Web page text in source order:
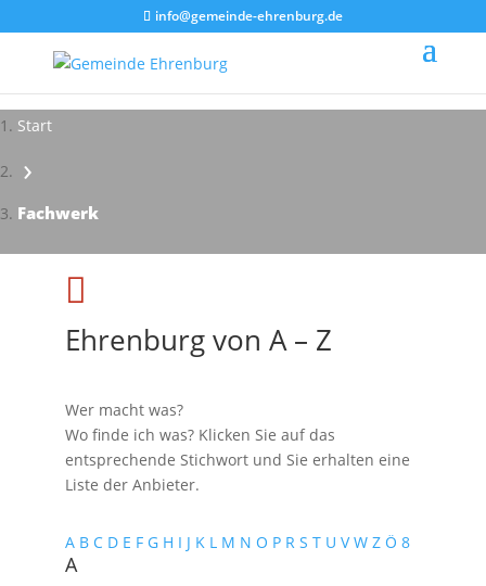
info@gemeinde-ehrenburg.de
Start
›
Fachwerk
Impressionen - Mareike Kranz

Ehrenburg von A – Z
Wer macht was?
Wo finde ich was? Klicken Sie auf das
entsprechende Stichwort und Sie erhalten eine
Liste der Anbieter.
A B C D E F G H I J K L M N O P R S T U V W Z Ö 8
A